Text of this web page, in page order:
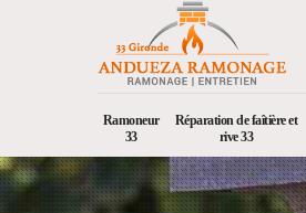
Ramoneur
33
Réparation de faîtière et
rive 33